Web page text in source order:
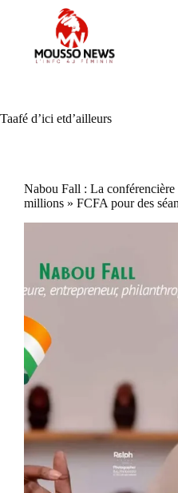
Taafé d’ici etd’ailleurs
Nabou Fall : La
millions » FCFA pour des